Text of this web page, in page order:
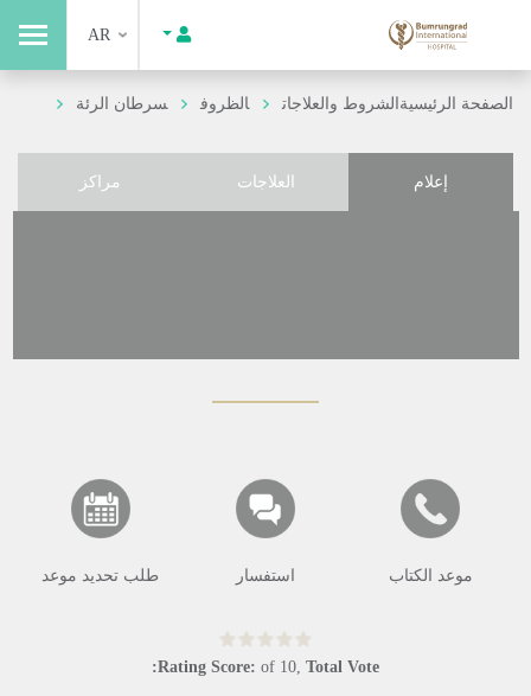
AR
الصفحة الرئيسيةالشروط والعلاجات الظروف سرطان الرئة
إعلام العلاجات مراكز
موعد الكتاب استفسار طلب تحديد موعد
Rating Score: of 10, Total Vote: